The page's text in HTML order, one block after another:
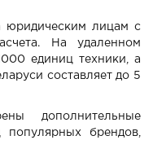
юридическим лицам с
. На удаленном
единиц техники, а
составляет до 5
дополнительные
брендов,